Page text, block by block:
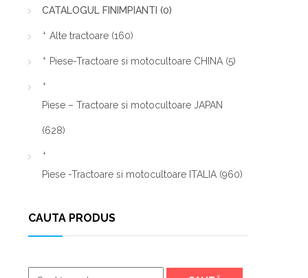
CATALOGUL FINIMPIANTI (0)
Alte tractoare (160)
Piese-Tractoare si motocultoare CHINA (5)
Piese – Tractoare si motocultoare JAPAN
(628)
Piese -Tractoare si motocultoare ITALIA (960)
CAUTA PRODUS
Caută